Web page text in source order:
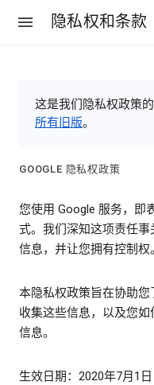
隐私权和条款
这是我们隐私权政策
所有旧版。
GOOGLE 隐私权政策
您使用 Google 服务，即
式。我们深知这项责任
信息，并让您拥有控制权。
本隐私权政策旨在协助
收集这些信息，以及您
信息。
生效日期：2020年7月1日